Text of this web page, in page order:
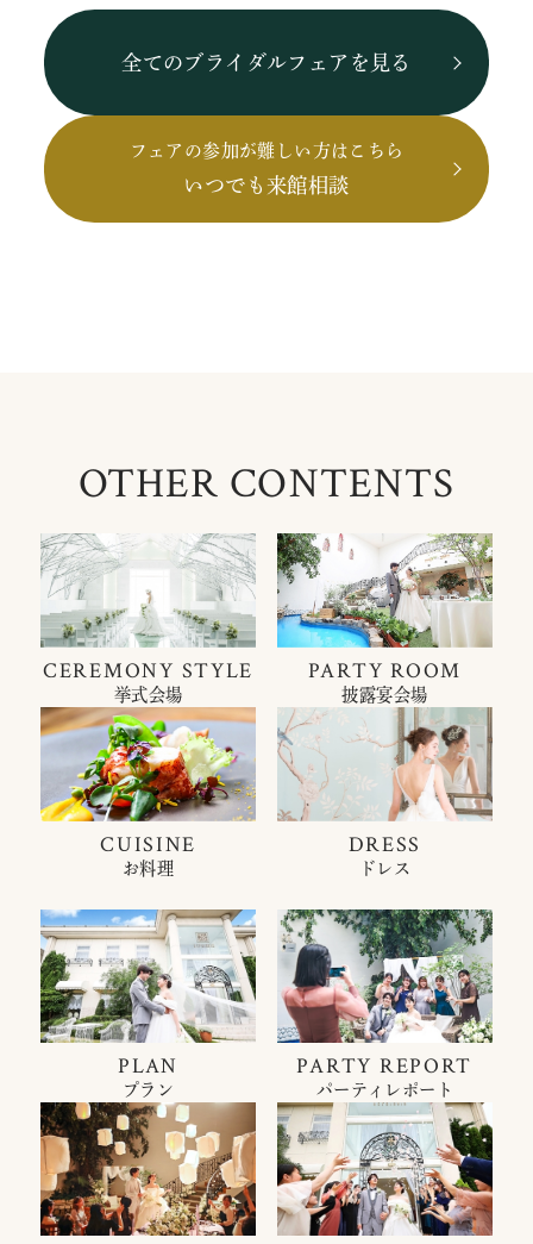
全てのブライダルフェアを見る
フェアの参加が難しい方はこちら
いつでも来館相談
OTHER CONTENTS
CEREMONY STYLE
挙式会場
PARTY ROOM
披露宴会場
CUISINE
お料理
DRESS
ドレス
PLAN
プラン
PARTY REPORT
パーティレポート